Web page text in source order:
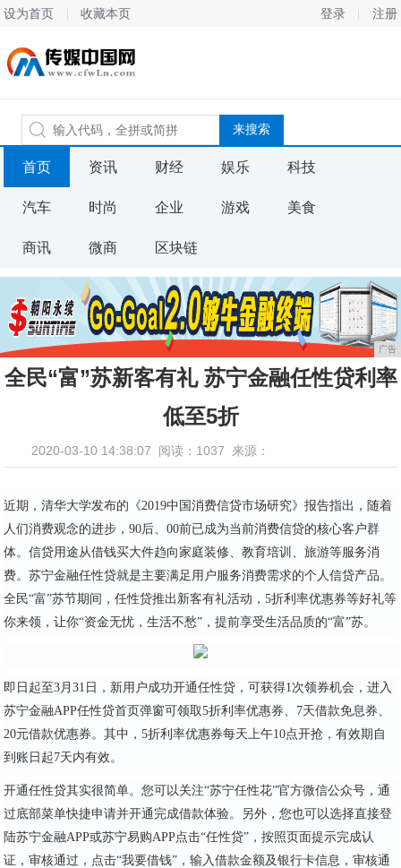
设为首页 收藏本页 登录 注册
首页 资讯 财经 娱乐 科技
汽车 时尚 企业 游戏 美食
商讯 微商 区块链
广告
全民“富”苏新客有礼 苏宁金融任性贷利率
低至5折
2020-03-10 14:38:07 阅读：1037 来源：
近期，清华大学发布的《2019中国消费信贷市场研究》报告指出，随着
人们消费观念的进步，90后、00前已成为当前消费信贷的核心客户群
体。信贷用途从借钱买大件趋向家庭装修、教育培训、旅游等服务消
费。苏宁金融任性贷就是主要满足用户服务消费需求的个人信贷产品。
全民“富”苏节期间，任性贷推出新客有礼活动，5折利率优惠券等好礼等
你来领，让你“资金无忧，生活不愁”，提前享受生活品质的“富”苏。
即日起至3月31日，新用户成功开通任性贷，可获得1次领券机会，进入
苏宁金融APP任性贷首页弹窗可领取5折利率优惠券、7天借款免息券、
20元借款优惠券。其中，5折利率优惠券每天上午10点开抢，有效期自
到账日起7天内有效。
开通任性贷其实很简单。您可以关注“苏宁任性花”官方微信公众号，通
过底部菜单快捷申请并开通完成借款体验。另外，您也可以选择直接登
陆苏宁金融APP或苏宁易购APP点击“任性贷”，按照页面提示完成认
证，审核通过，点击“我要借钱”，输入借款金额及银行卡信息，审核通